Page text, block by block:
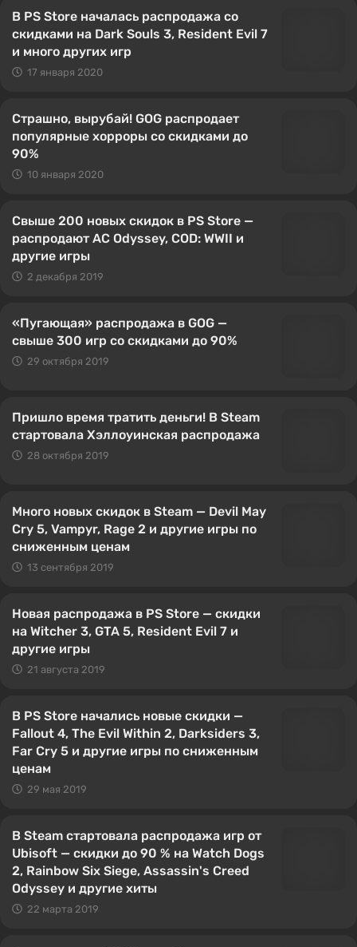
В PS Store началась распродажа со
скидками на Dark Souls 3, Resident Evil 7
и много других игр
17 января 2020
Страшно, вырубай! GOG распродает
популярные хорроры со скидками до
90%
10 января 2020
Свыше 200 новых скидок в PS Store —
распродают AC Odyssey, COD: WWII и
другие игры
2 декабря 2019
«Пугающая» распродажа в GOG —
свыше 300 игр со скидками до 90%
29 октября 2019
Пришло время тратить деньги! В Steam
стартовала Хэллоуинская распродажа
28 октября 2019
Много новых скидок в Steam — Devil May
Cry 5, Vampyr, Rage 2 и другие игры по
сниженным ценам
13 сентября 2019
Новая распродажа в PS Store — скидки
на Witcher 3, GTA 5, Resident Evil 7 и
другие игры
21 августа 2019
В PS Store начались новые скидки —
Fallout 4, The Evil Within 2, Darksiders 3,
Far Cry 5 и другие игры по сниженным
ценам
29 мая 2019
В Steam стартовала распродажа игр от
Ubisoft — скидки до 90 % на Watch Dogs
2, Rainbow Six Siege, Assassin's Creed
Odyssey и другие хиты
22 марта 2019